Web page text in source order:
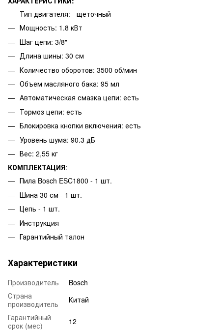
Тип двигателя: - щеточный
Мощность: 1.8 кВт
Шаг цепи: 3/8"
Длина шины: 30 см
Количество оборотов: 3500 об/мин
Объем масляного бака: 95 мл
Автоматическая смазка цепи: есть
Тормоз цепи: есть
Блокировка кнопки включения: есть
Уровень шума: 90.3 дБ
Вес: 2,55 кг
КОМПЛЕКТАЦИЯ:
Пила Bosch ESC1800 - 1 шт.
Шина 30 см - 1 шт.
Цепь - 1 шт.
Инструкция
Гарантийный талон
Характеристики
Производитель
Bosch
Страна
производитель
Китай
Гарантийный
срок (мес)
12